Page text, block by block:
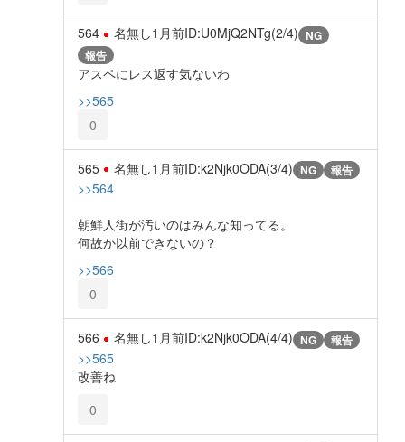
564 名無し1月前ID:U0MjQ2NTg(2/4) NG
報告
アスペにレス返す気ないわ
>>565
0
565 名無し1月前ID:k2Njk0ODA(3/4) NG 報告
>>564
朝鮮人街が汚いのはみんな知ってる。
何故か以前できないの？
>>566
0
566 名無し1月前ID:k2Njk0ODA(4/4) NG 報告
>>565
改善ね
0